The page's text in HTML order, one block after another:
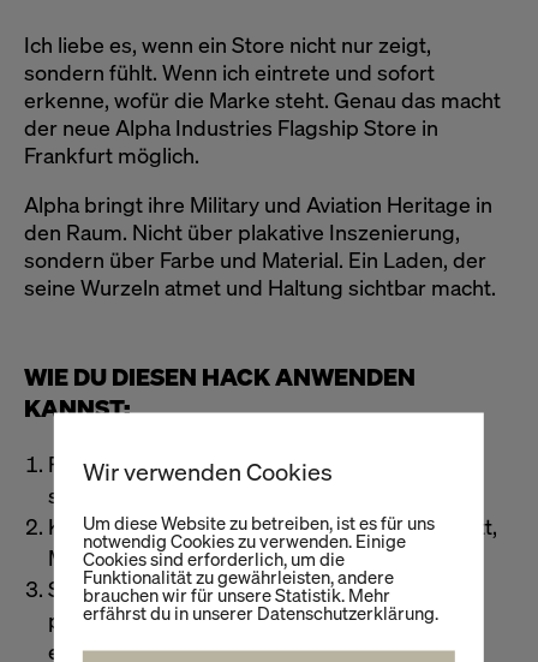
Ich liebe es, wenn ein Store nicht nur zeigt,
sondern fühlt. Wenn ich eintrete und sofort
erkenne, wofür die Marke steht. Genau das macht
der neue Alpha Industries Flagship Store in
Frankfurt möglich.
Alpha bringt ihre Military und Aviation Heritage in
den Raum. Nicht über plakative Inszenierung,
sondern über Farbe und Material. Ein Laden, der
seine Wurzeln atmet und Haltung sichtbar macht.
WIE DU DIESEN HACK ANWENDEN
KANNST:
Finde die Farb DNA deiner Marke. Bei Alpha
sind das Oliv, Khaki, Grau und Signalakzente.
Kombiniere Kontrastmaterialien. Rau und glatt,
Metall und Textil, Leder und Netz.
Setze gezielte Signalfarben. Dezent, aber
präzise, um Spannung und Dynamik zu
erzeugen.
Wir verwenden Cookies
Um diese Website zu betreiben, ist es für uns
notwendig Cookies zu verwenden. Einige
Cookies sind erforderlich, um die
Funktionalität zu gewährleisten, andere
brauchen wir für unsere Statistik. Mehr
erfährst du in unserer Datenschutzerklärung.